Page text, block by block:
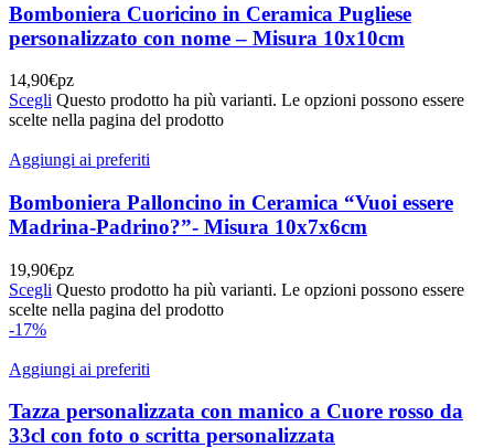
Bomboniera Cuoricino in Ceramica Pugliese
personalizzato con nome – Misura 10x10cm
14,90€pz
Scegli Questo prodotto ha più varianti. Le opzioni possono essere
scelte nella pagina del prodotto
Aggiungi ai preferiti
Bomboniera Palloncino in Ceramica “Vuoi essere
Madrina-Padrino?”- Misura 10x7x6cm
19,90€pz
Scegli Questo prodotto ha più varianti. Le opzioni possono essere
scelte nella pagina del prodotto
-17%
Aggiungi ai preferiti
Tazza personalizzata con manico a Cuore rosso da
33cl con foto o scritta personalizzata